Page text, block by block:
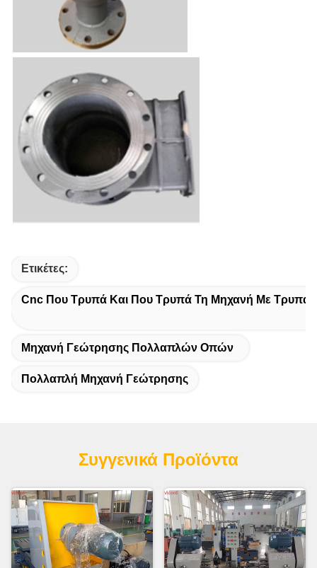
Ετικέτες:
Cnc Που Τρυπά Και Που Τρυπά Τη Μηχανή Με
Μηχανή Γεώτρησης Πολλαπλών Οπών
Πολλαπλή Μηχανή Γεώτρησης
Συγγενικά Προϊόντα